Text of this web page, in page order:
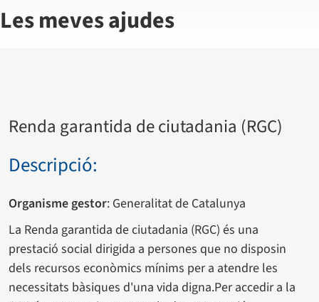
Les meves ajudes
Renda garantida de ciutadania (RGC)
Descripció:
Organisme gestor: Generalitat de Catalunya
La Renda garantida de ciutadania (RGC) és una
prestació social dirigida a persones que no disposin
dels recursos econòmics mínims per a atendre les
necessitats bàsiques d'una vida digna.Per accedir a la